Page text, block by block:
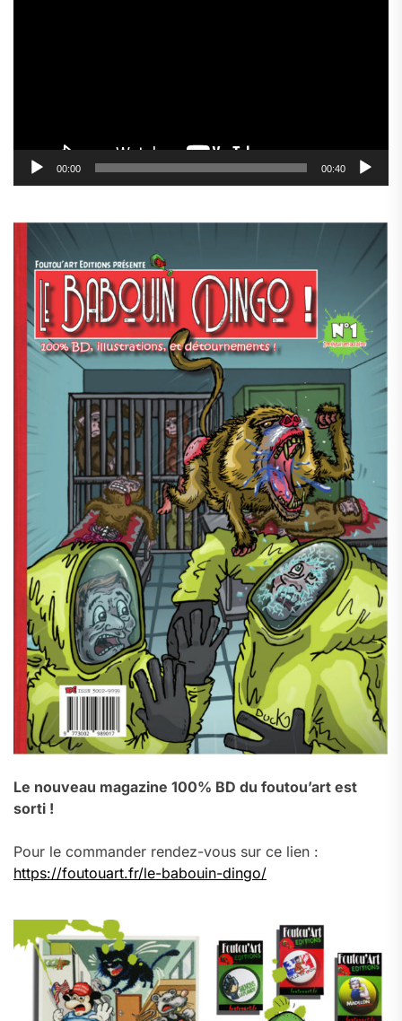
00:00 00:40
Le nouveau magazine 100% BD du foutou’art est
sorti !
Pour le commander rendez-vous sur ce lien :
https://foutouart.fr/le-babouin-dingo/